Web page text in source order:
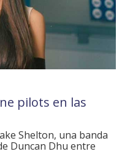
pilots en las
Shelton, una banda
Duncan Dhu entre